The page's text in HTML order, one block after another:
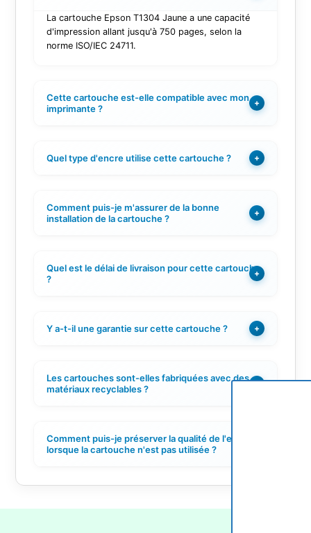
La cartouche Epson T1304 Jaune a une capacité
d'impression allant jusqu'à 750 pages, selon la
norme ISO/IEC 24711.
Cette cartouche est-elle compatible avec mon
imprimante ?
+
Quel type d'encre utilise cette cartouche ? +
Comment puis-je m'assurer de la bonne
installation de la cartouche ?
+
Quel est le délai de livraison pour cette cartouche
?
+
Y a-t-il une garantie sur cette cartouche ? +
Les cartouches sont-elles fabriquées avec des
matériaux recyclables ?
+
Comment puis-je préserver la qualité de l'encre
lorsque la cartouche n'est pas utilisée ?